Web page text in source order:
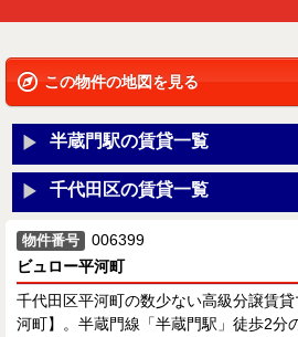
この物件の地図を見る
半蔵門駅の賃貸一覧
千代田区の賃貸一覧
物件番号
006399
ビュロー平河町
千代田区平河町の数少ない高級分譲賃
河町】。半蔵門線「半蔵門駅」徒歩2分